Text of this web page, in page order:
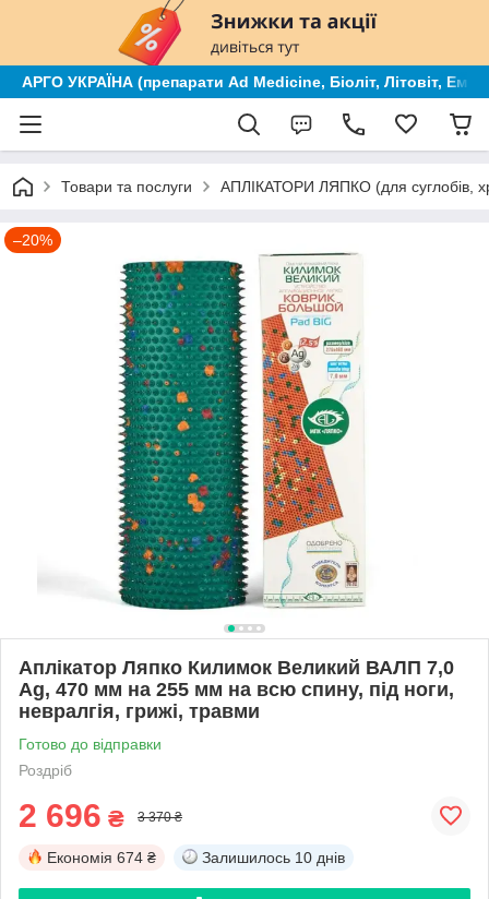
АРГО УКРАЇНА (препарати Ad Medicine, Біоліт, Літовіт, Ем
Товари та послуги АПЛІКАТОРИ ЛЯПКО (для суглобів,
–20%
Аплікатор Ляпко Килимок Великий ВАЛП 7,0
Ag, 470 мм на 255 мм на всю спину, під ноги,
невралгія, грижі, травми
Готово до відправки
Роздріб
2 696 ₴ 3 370 ₴
Економія 674 ₴ Залишилось 10 днів